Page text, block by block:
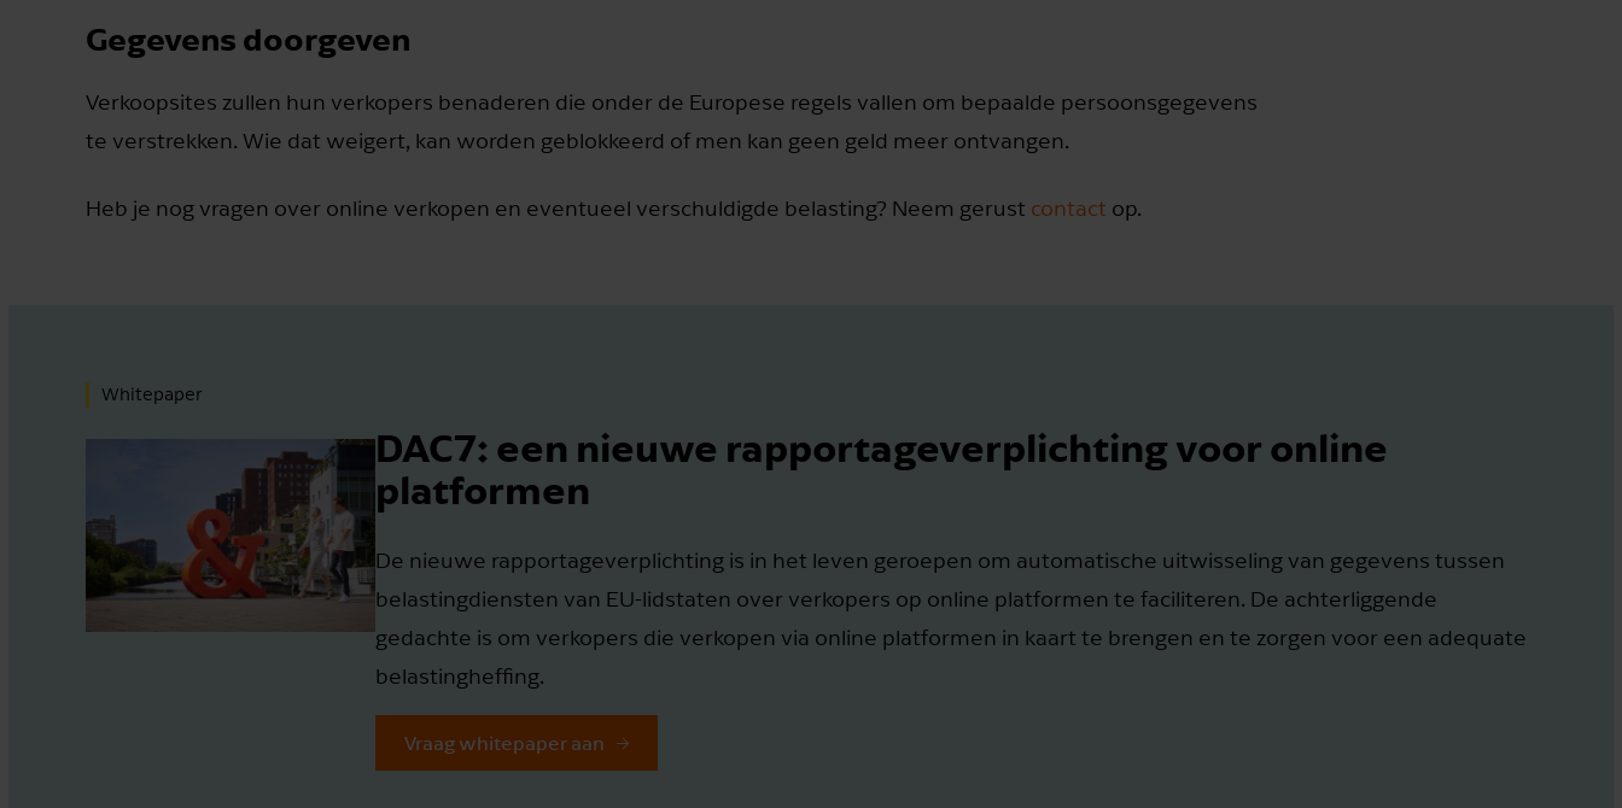
Gegevens doorgeven
Verkoopsites zullen hun verkopers benaderen die onder de Europese regels vallen om bepaalde persoonsgegevens
te verstrekken. Wie dat weigert, kan worden geblokkeerd of men kan geen geld meer ontvangen.
Heb je nog vragen over online verkopen en eventueel verschuldigde belasting? Neem gerust contact op.
Whitepaper
DAC7: een nieuwe rapportageverplichting voor online
platformen
De nieuwe rapportageverplichting is in het leven geroepen om automatische uitwisseling van gegevens tussen
belastingdiensten van EU-lidstaten over verkopers op online platformen te faciliteren. De achterliggende
gedachte is om verkopers die verkopen via online platformen in kaart te brengen en te zorgen voor een adequate
belastingheffing.
Vraag whitepaper aan